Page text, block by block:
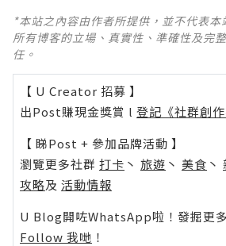
*本站之內容由作者所提供，並不代表
所有博客的立場、真實性、準確性及完
任。
【 U Creator 招募 】
出Post賺現金獎賞 l 登記《社群創作
【 睇Post + 參加品牌活動 】
瀏覽更多社群 打卡 丶 旅遊 丶 美食 丶
攻略及 活動情報
U Blog開咗WhatsApp啦！發掘更
Follow 我哋 ！